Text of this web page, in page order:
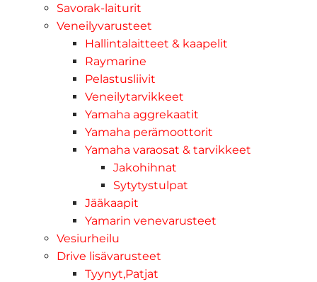
Savorak-laiturit
Veneilyvarusteet
Hallintalaitteet & kaapelit
Raymarine
Pelastusliivit
Veneilytarvikkeet
Yamaha aggrekaatit
Yamaha perämoottorit
Yamaha varaosat & tarvikkeet
Jakohihnat
Sytytystulpat
Jääkaapit
Yamarin venevarusteet
Vesiurheilu
Drive lisävarusteet
Tyynyt,Patjat